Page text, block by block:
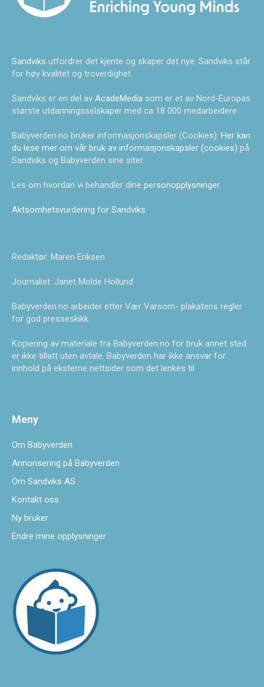
Sandviks utfordrer det kjente og skaper det nye. Sandviks står
for høy kvalitet og troverdighet.
Sandviks er en del av AcadeMedia som er et av Nord-Europas
største utdanningsselskaper med ca 18 000 medarbeidere.
Babyverden.no bruker informasjonskapsler (Cookies). Her kan
du lese mer om vår bruk av informasjonskapsler (cookies) på
Sandviks og Babyverden sine siter.
Les om hvordan vi behandler dine personopplysninger.
Aktsomhetsvurdering for Sandviks.
Redaktør: Maren Eriksen
Journalist: Janet Molde Hollund
Babyverden.no arbeider etter Vær Varsom- plakatens regler
for god presseskikk.
Kopiering av materiale fra Babyverden.no for bruk annet sted
er ikke tillatt uten avtale. Babyverden har ikke ansvar for
innhold på eksterne nettsider som det lenkes til.
Meny
Om Babyverden
Annonsering på Babyverden
Om Sandviks AS
Kontakt oss
Ny bruker
Endre mine opplysninger